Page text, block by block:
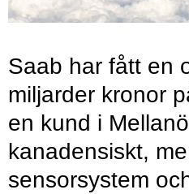
Saab har fått en
miljarder kronor
en kund i
kanadensiskt,
sensorsystem